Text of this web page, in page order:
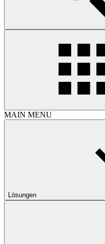
MAIN MENU
Lösungen